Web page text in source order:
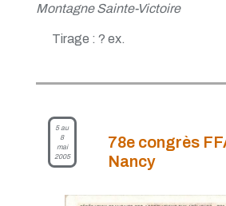
Montagne Sainte-Victoire
Tirage : ? ex.
5 au
8
mai
2005
78e congrès
Nancy